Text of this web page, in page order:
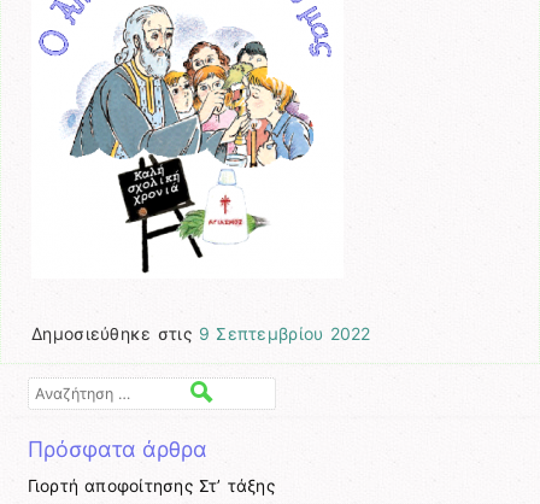
Δημοσιεύθηκε στις 9 Σεπτεμβρίου 2022
Αναζήτηση
Πρόσφατα άρθρα
Γιορτή αποφοίτησης Στ’ τάξης